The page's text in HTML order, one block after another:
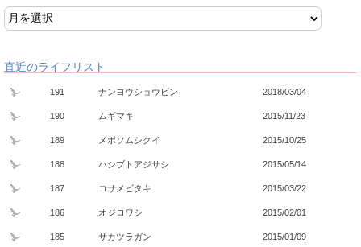
直近のライフリスト
191 ナンヨウショウビン 2018/03/04
190 ムギマキ 2015/11/23
189 メボソムシクイ 2015/10/25
188 ハシブトアジサシ 2015/05/14
187 コサメビタキ 2015/03/22
186 オジロワシ 2015/02/01
185 サカツラガン 2015/01/09